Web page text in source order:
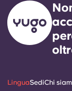
LinguaSediChi